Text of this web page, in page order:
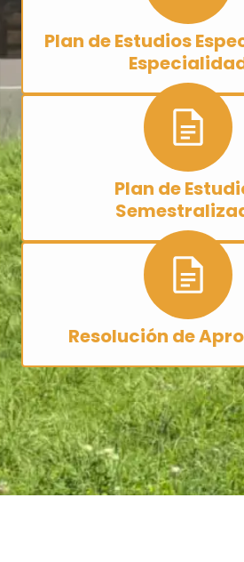
Plan de Estudios
Plan de
Resolución de